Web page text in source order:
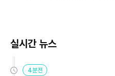
실시간 뉴스
4분전